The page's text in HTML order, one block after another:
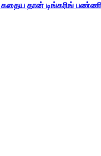
கதைய தான் டிங்கரிங்